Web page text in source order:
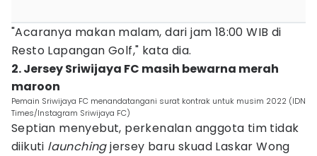
"Acaranya makan malam, dari jam 18:00 WIB di
Resto Lapangan Golf," kata dia.
2. Jersey Sriwijaya FC masih bewarna merah
maroon
Pemain Sriwijaya FC menandatangani surat kontrak untuk musim 2022 (IDN
Times/Instagram Sriwijaya FC)
Septian menyebut, perkenalan anggota tim tidak
diikuti launchingjersey baru skuad Laskar Wong